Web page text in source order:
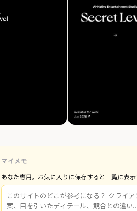
マイメモ
あなた専用。お気に入りに保存すると一覧に表示